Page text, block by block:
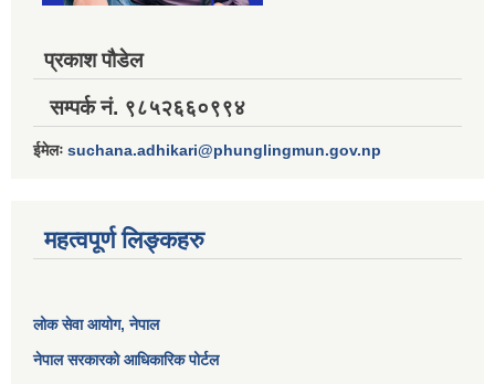
प्रकाश पौडेल
सम्पर्क नं. ९८५२६६०९९४
ईमेलः suchana.adhikari@phunglingmun.gov.np
महत्वपूर्ण लिङ्कहरु
लोक सेवा आयोग, नेपाल
नेपाल सरकारको आधिकारिक पोर्टल